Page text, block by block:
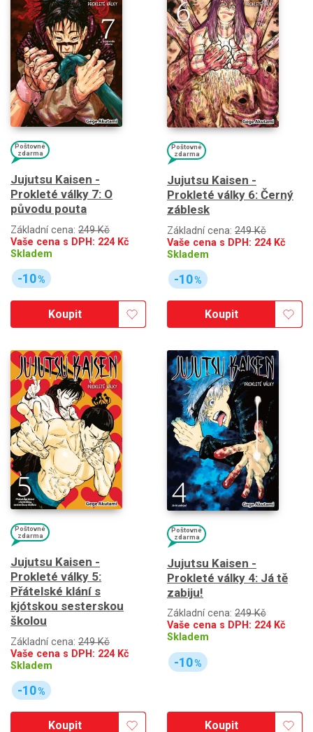
Poštovné
zdarma
Jujutsu Kaisen -
Prokleté války 7: O
původu pouta
Základní cena: 249 Kč
Vaše cena s DPH: 224Kč
Skladem
-10%
Koupit
Poštovné
zdarma
Jujutsu Kaisen -
Prokleté války 6: Černý
záblesk
Základní cena: 249 Kč
Vaše cena s DPH: 224Kč
Skladem
-10%
Koupit
Poštovné
zdarma
Jujutsu Kaisen -
Prokleté války 5:
Přátelské klání s
kjótskou sesterskou
školou
Základní cena: 249 Kč
Vaše cena s DPH: 224Kč
Skladem
-10%
Koupit
Poštovné
zdarma
Jujutsu Kaisen -
Prokleté války 4: Já tě
zabiju!
Základní cena: 249 Kč
Vaše cena s DPH: 224Kč
Skladem
-10%
Koupit